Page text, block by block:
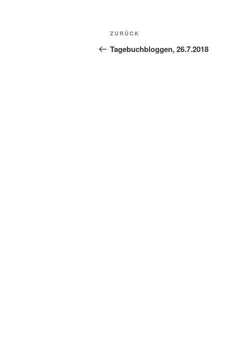
Beitragsnavigation
Vorheriger
Beitrag
ZURÜCK
Tagebuchbloggen, 26.7.2018